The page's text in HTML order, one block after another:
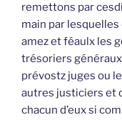
remettons par
main par
amez et féaulx les
trésoriers
prévostz juges ou
autres justiciers et
chacun d’eux si